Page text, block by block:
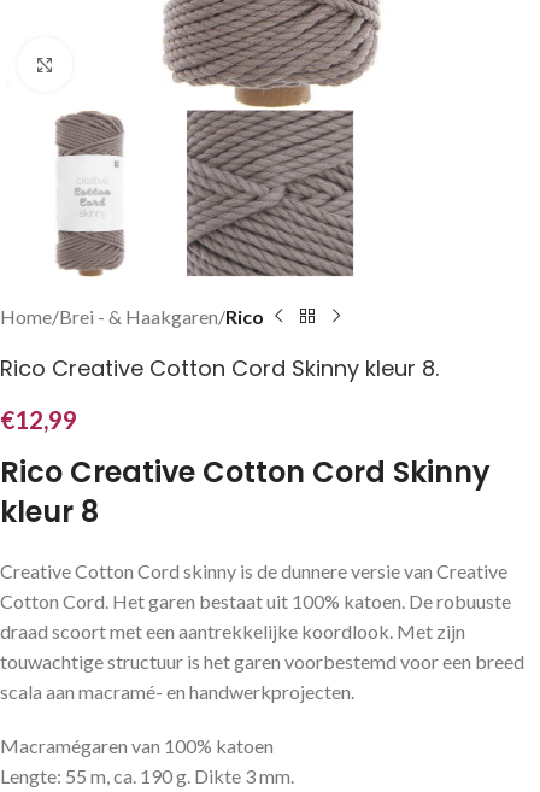
Klik om te vergroten
Home Brei - & Haakgaren Rico
Rico Creative Cotton Cord Skinny kleur 8.
€12,99
Rico Creative Cotton Cord Skinny
kleur 8
Creative Cotton Cord skinny is de dunnere versie van Creative
Cotton Cord. Het garen bestaat uit 100% katoen. De robuuste
draad scoort met een aantrekkelijke koordlook. Met zijn
touwachtige structuur is het garen voorbestemd voor een breed
scala aan macramé- en handwerkprojecten.
Macramégaren van 100% katoen
Lengte: 55 m, ca. 190 g. Dikte 3 mm.